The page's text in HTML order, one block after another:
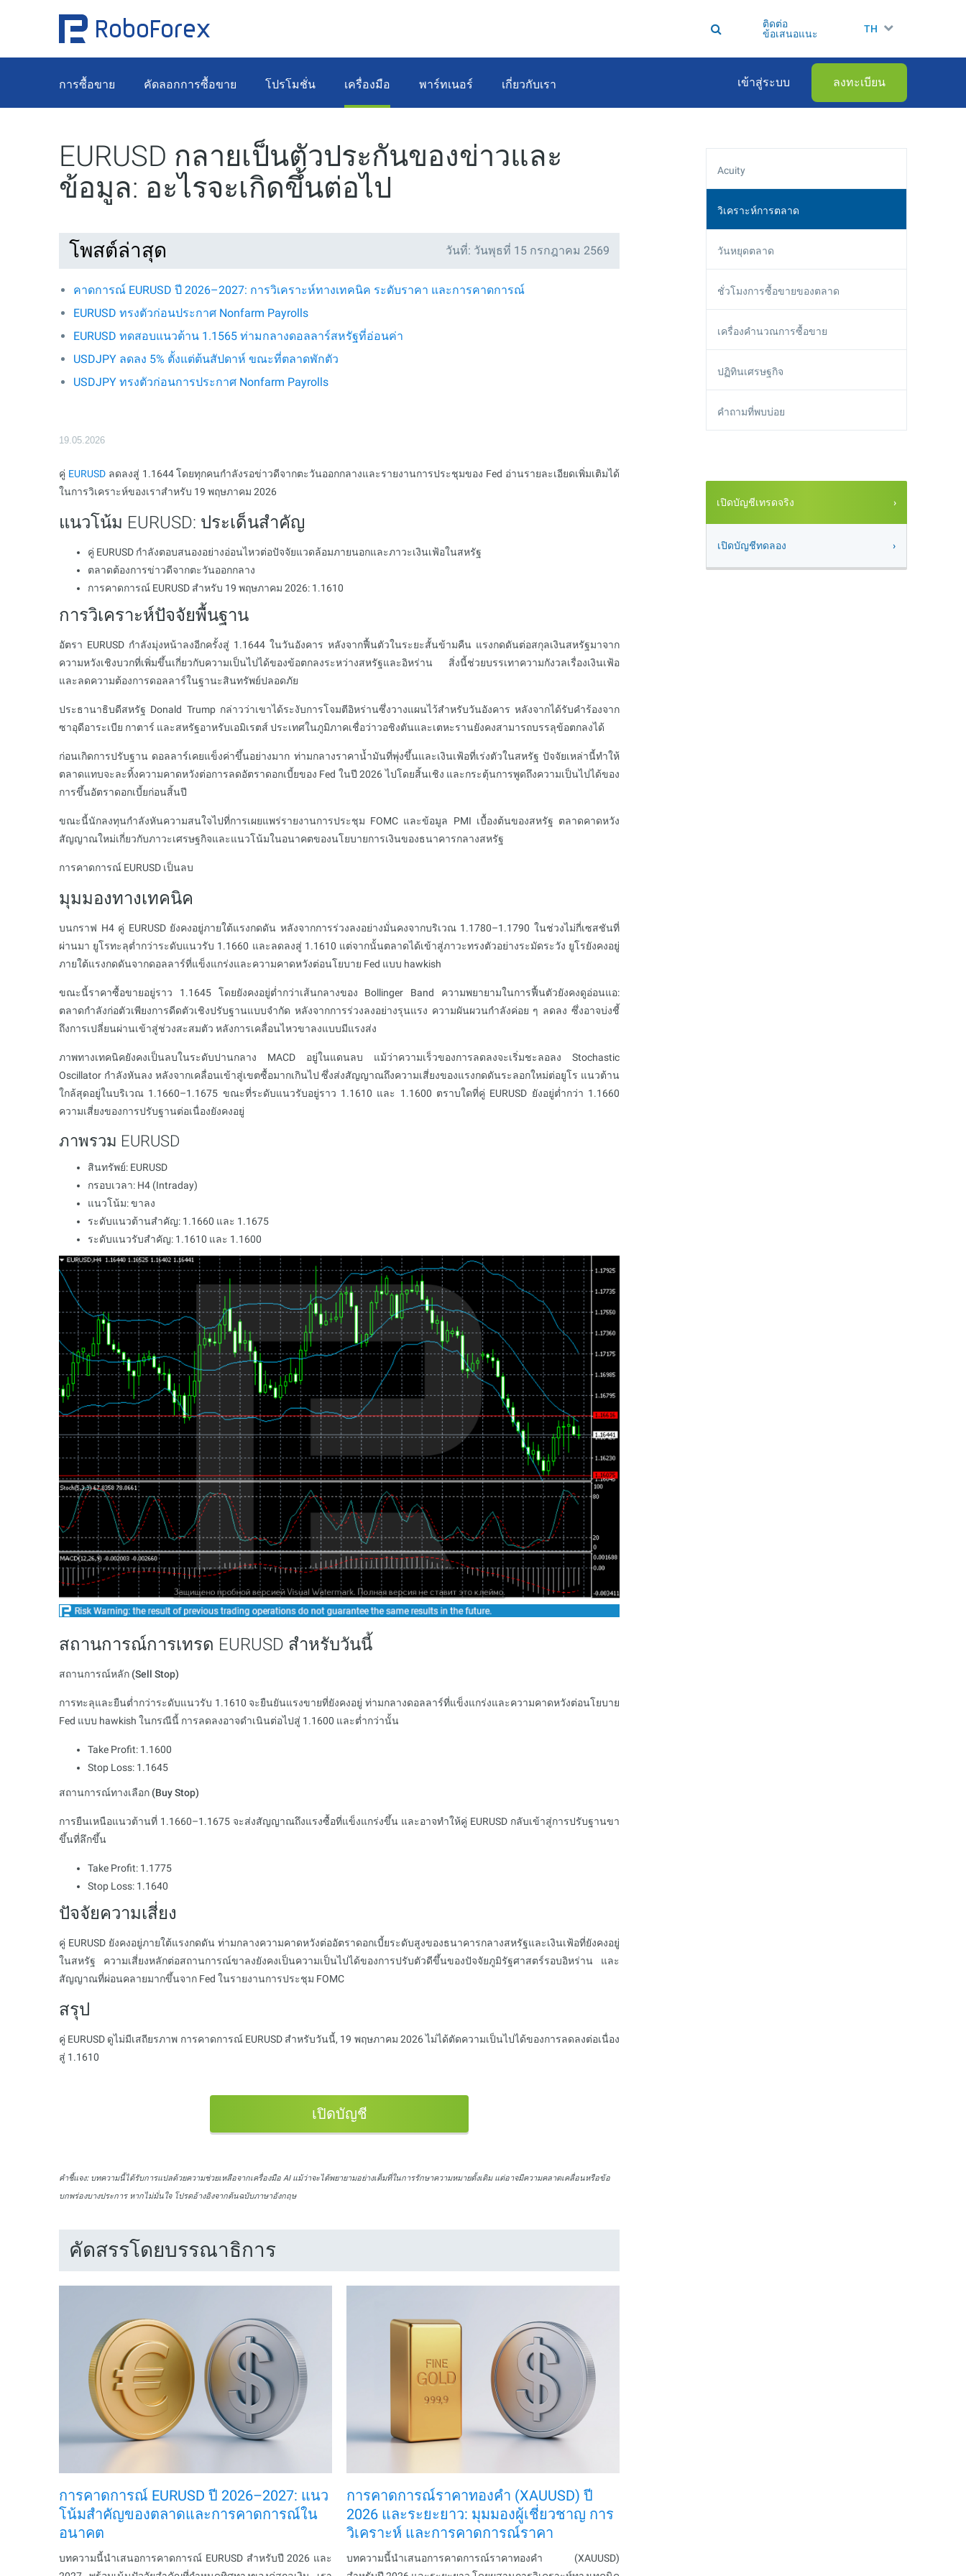
ติดต่อ
ข้อเสนอแนะ
TH
การซื้อขาย คัดลอกการซื้อขาย โปรโมชั่น เครื่องมือ พาร์ทเนอร์ เกี่ยวกับเรา เข้าสู่ระบบ ลงทะเบียน
EURUSD กลายเป็นตัวประกันของข่าวและ
ข้อมูล: อะไรจะเกิดขึ้นต่อไป
โพสต์ล่าสุด วันที่: วันพุธที่ 15 กรกฎาคม 2569
คาดการณ์ EURUSD ปี 2026–2027: การวิเคราะห์ทางเทคนิค ระดับราคา และการคาดการณ์
EURUSD ทรงตัวก่อนประกาศ Nonfarm Payrolls
EURUSD ทดสอบแนวต้าน 1.1565 ท่ามกลางดอลลาร์สหรัฐที่อ่อนค่า
USDJPY ลดลง 5% ตั้งแต่ต้นสัปดาห์ ขณะที่ตลาดพักตัว
USDJPY ทรงตัวก่อนการประกาศ Nonfarm Payrolls
19.05.2026
คู่ EURUSDลดลงสู่ 1.1644 โดยทุกคนกำลังรอข่าวดีจากตะวันออกกลางและรายงานการประชุมของ Fed อ่านรายละเอียดเพิ่มเติมได้
ในการวิเคราะห์ของเราสำหรับ 19 พฤษภาคม 2026
แนวโน้ม EURUSD: ประเด็นสำคัญ
คู่ EURUSD กำลังตอบสนองอย่างอ่อนไหวต่อปัจจัยแวดล้อมภายนอกและภาวะเงินเฟ้อในสหรัฐ
ตลาดต้องการข่าวดีจากตะวันออกกลาง
การคาดการณ์ EURUSD สำหรับ 19 พฤษภาคม 2026: 1.1610
การวิเคราะห์ปัจจัยพื้นฐาน
อัตรา EURUSD กำลังมุ่งหน้าลงอีกครั้งสู่ 1.1644 ในวันอังคาร หลังจากฟื้นตัวในระยะสั้นข้ามคืน แรงกดดันต่อสกุลเงินสหรัฐมาจาก
ความหวังเชิงบวกที่เพิ่มขึ้นเกี่ยวกับความเป็นไปได้ของข้อตกลงระหว่างสหรัฐและอิหร่าน สิ่งนี้ช่วยบรรเทาความกังวลเรื่องเงินเฟ้อ
และลดความต้องการดอลลาร์ในฐานะสินทรัพย์ปลอดภัย
ประธานาธิบดีสหรัฐ Donald Trump กล่าวว่าเขาได้ระงับการโจมตีอิหร่านซึ่งวางแผนไว้สำหรับวันอังคาร หลังจากได้รับคำร้องจาก
ซาอุดีอาระเบีย กาตาร์ และสหรัฐอาหรับเอมิเรตส์ ประเทศในภูมิภาคเชื่อว่าวอชิงตันและเตหะรานยังคงสามารถบรรลุข้อตกลงได้
ก่อนเกิดการปรับฐาน ดอลลาร์เคยแข็งค่าขึ้นอย่างมาก ท่ามกลางราคาน้ำมันที่พุ่งขึ้นและเงินเฟ้อที่เร่งตัวในสหรัฐ ปัจจัยเหล่านี้ทำให้
ตลาดแทบจะละทิ้งความคาดหวังต่อการลดอัตราดอกเบี้ยของ Fed ในปี 2026 ไปโดยสิ้นเชิง และกระตุ้นการพูดถึงความเป็นไปได้ของ
การขึ้นอัตราดอกเบี้ยก่อนสิ้นปี
ขณะนี้นักลงทุนกำลังหันความสนใจไปที่การเผยแพร่รายงานการประชุม FOMC และข้อมูล PMI เบื้องต้นของสหรัฐ ตลาดคาดหวัง
สัญญาณใหม่เกี่ยวกับภาวะเศรษฐกิจและแนวโน้มในอนาคตของนโยบายการเงินของธนาคารกลางสหรัฐ
การคาดการณ์ EURUSD เป็นลบ
มุมมองทางเทคนิค
บนกราฟ H4 คู่ EURUSD ยังคงอยู่ภายใต้แรงกดดัน หลังจากการร่วงลงอย่างมั่นคงจากบริเวณ 1.1780–1.1790 ในช่วงไม่กี่เซสชันที่
ผ่านมา ยูโรทะลุต่ำกว่าระดับแนวรับ 1.1660 และลดลงสู่ 1.1610 แต่จากนั้นตลาดได้เข้าสู่ภาวะทรงตัวอย่างระมัดระวัง ยูโรยังคงอยู่
ภายใต้แรงกดดันจากดอลลาร์ที่แข็งแกร่งและความคาดหวังต่อนโยบาย Fed แบบ hawkish
ขณะนี้ราคาซื้อขายอยู่ราว 1.1645 โดยยังคงอยู่ต่ำกว่าเส้นกลางของ Bollinger Band ความพยายามในการฟื้นตัวยังคงดูอ่อนแอ:
ตลาดกำลังก่อตัวเพียงการดีดตัวเชิงปรับฐานแบบจำกัด หลังจากการร่วงลงอย่างรุนแรง ความผันผวนกำลังค่อย ๆ ลดลง ซึ่งอาจบ่งชี้
ถึงการเปลี่ยนผ่านเข้าสู่ช่วงสะสมตัว หลังการเคลื่อนไหวขาลงแบบมีแรงส่ง
ภาพทางเทคนิคยังคงเป็นลบในระดับปานกลาง MACD อยู่ในแดนลบ แม้ว่าความเร็วของการลดลงจะเริ่มชะลอลง Stochastic
Oscillator กำลังหันลง หลังจากเคลื่อนเข้าสู่เขตซื้อมากเกินไป ซึ่งส่งสัญญาณถึงความเสี่ยงของแรงกดดันระลอกใหม่ต่อยูโร แนวต้าน
ใกล้สุดอยู่ในบริเวณ 1.1660–1.1675 ขณะที่ระดับแนวรับอยู่ราว 1.1610 และ 1.1600 ตราบใดที่คู่ EURUSD ยังอยู่ต่ำกว่า 1.1660
ความเสี่ยงของการปรับฐานต่อเนื่องยังคงอยู่
ภาพรวม EURUSD
สินทรัพย์: EURUSD
กรอบเวลา: H4 (Intraday)
แนวโน้ม: ขาลง
ระดับแนวต้านสำคัญ: 1.1660 และ 1.1675
ระดับแนวรับสำคัญ: 1.1610 และ 1.1600
สถานการณ์การเทรด EURUSD สำหรับวันนี้
สถานการณ์หลัก (Sell Stop)
การทะลุและยืนต่ำกว่าระดับแนวรับ 1.1610 จะยืนยันแรงขายที่ยังคงอยู่ ท่ามกลางดอลลาร์ที่แข็งแกร่งและความคาดหวังต่อนโยบาย
Fed แบบ hawkish ในกรณีนี้ การลดลงอาจดำเนินต่อไปสู่ 1.1600 และต่ำกว่านั้น
Take Profit: 1.1600
Stop Loss: 1.1645
สถานการณ์ทางเลือก (Buy Stop)
การยืนเหนือแนวต้านที่ 1.1660–1.1675 จะส่งสัญญาณถึงแรงซื้อที่แข็งแกร่งขึ้น และอาจทำให้คู่ EURUSD กลับเข้าสู่การปรับฐานขา
ขึ้นที่ลึกขึ้น
Take Profit: 1.1775
Stop Loss: 1.1640
ปัจจัยความเสี่ยง
คู่ EURUSD ยังคงอยู่ภายใต้แรงกดดัน ท่ามกลางความคาดหวังต่ออัตราดอกเบี้ยระดับสูงของธนาคารกลางสหรัฐและเงินเฟ้อที่ยังคงอยู่
ในสหรัฐ ความเสี่ยงหลักต่อสถานการณ์ขาลงยังคงเป็นความเป็นไปได้ของการปรับตัวดีขึ้นของปัจจัยภูมิรัฐศาสตร์รอบอิหร่าน และ
สัญญาณที่ผ่อนคลายมากขึ้นจาก Fed ในรายงานการประชุม FOMC
สรุป
คู่ EURUSD ดูไม่มีเสถียรภาพ การคาดการณ์ EURUSD สำหรับวันนี้, 19 พฤษภาคม 2026 ไม่ได้ตัดความเป็นไปได้ของการลดลงต่อเนื่อง
สู่ 1.1610
เปิดบัญชี
คำชี้แจง:บทความนี้ได้รับการแปลด้วยความช่วยเหลือจากเครื่องมือ AI แม้ว่าจะได้พยายามอย่างเต็มที่ในการรักษาความหมายดั้งเดิม แต่อาจมีความคลาดเคลื่อนหรือข้อ
บกพร่องบางประการ หากไม่มั่นใจ โปรดอ้างอิงจากต้นฉบับภาษาอังกฤษ
คัดสรรโดยบรรณาธิการ
การคาดการณ์ EURUSD ปี 2026–2027: แนว
โน้มสำคัญของตลาดและการคาดการณ์ใน
อนาคต
บทความนี้นำเสนอการคาดการณ์ EURUSD สำหรับปี 2026 และ
การคาดการณ์ราคาทองคำ (XAUUSD) ปี
2026 และระยะยาว: มุมมองผู้เชี่ยวชาญ การ
วิเคราะห์ และการคาดการณ์ราคา
บทความนี้นำเสนอการคาดการณ์ราคาทองคำ (XAUUSD)
Acuity
วิเคราะห์การตลาด
วันหยุดตลาด
ชั่วโมงการซื้อขายของตลาด
เครื่องคำนวณการซื้อขาย
ปฏิทินเศรษฐกิจ
คำถามที่พบบ่อย
เปิดบัญชีเทรดจริง
เปิดบัญชีทดลอง